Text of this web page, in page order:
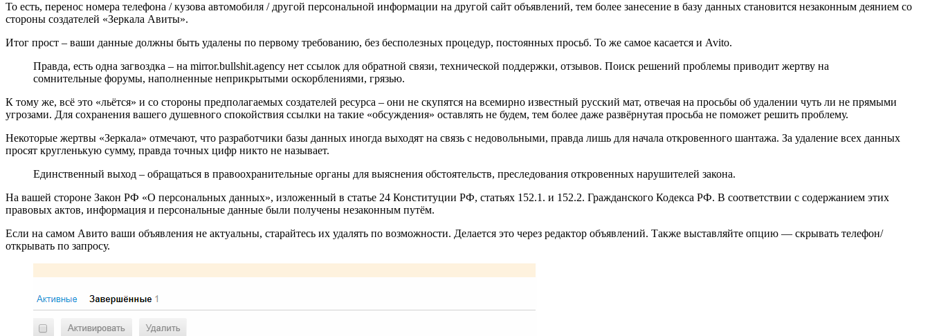
То есть, перенос номера телефона / кузова автомобиля / другой персональной информации на другой сайт объявлений, тем более занесение в базу данных становится незаконным деянием со
стороны создателей «Зеркала Авиты».
Итог прост – ваши данные должны быть удалены по первому требованию, без бесполезных процедур, постоянных просьб. То же самое касается и Avito.
Правда, есть одна загвоздка – на mirror.bullshit.agency нет ссылок для обратной связи, технической поддержки, отзывов. Поиск решений проблемы приводит жертву на
сомнительные форумы, наполненные неприкрытыми оскорблениями, грязью.
К тому же, всё это «льётся» и со стороны предполагаемых создателей ресурса – они не скупятся на всемирно известный русский мат, отвечая на просьбы об удалении чуть ли не прямыми
угрозами. Для сохранения вашего душевного спокойствия ссылки на такие «обсуждения» оставлять не будем, тем более даже развёрнутая просьба не поможет решить проблему.
Некоторые жертвы «Зеркала» отмечают, что разработчики базы данных иногда выходят на связь с недовольными, правда лишь для начала откровенного шантажа. За удаление всех данных
просят кругленькую сумму, правда точных цифр никто не называет.
Единственный выход – обращаться в правоохранительные органы для выяснения обстоятельств, преследования откровенных нарушителей закона.
На вашей стороне Закон РФ «О персональных данных», изложенный в статье 24 Конституции РФ, статьях 152.1. и 152.2. Гражданского Кодекса РФ. В соответствии с содержанием этих
правовых актов, информация и персональные данные были получены незаконным путём.
Если на самом Авито ваши объявления не актуальны, старайтесь их удалять по возможности. Делается это через редактор объявлений. Также выставляйте опцию — скрывать телефон/
открывать по запросу.